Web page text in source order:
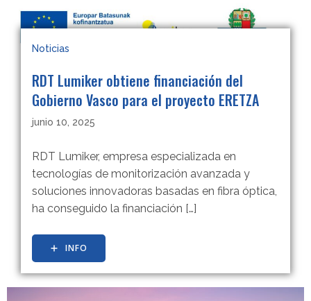
Noticias
RDT Lumiker obtiene financiación del
Gobierno Vasco para el proyecto ERETZA
junio 10, 2025
RDT Lumiker, empresa especializada en
tecnologías de monitorización avanzada y
soluciones innovadoras basadas en fibra óptica,
ha conseguido la financiación […]
INFO